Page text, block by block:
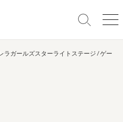
検
り
メ
ー
ラガールズスターライトステージ /ゲー